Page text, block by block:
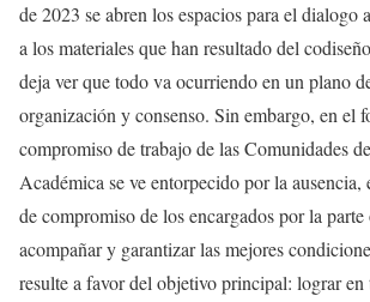
de 2023 se abren los espacios para el dialogo
a los materiales que han resultado del
deja ver que todo va ocurriendo en un plano
organización y consenso. Sin embargo, en el
compromiso de trabajo de las Comunidades
Académica se ve entorpecido por la
de compromiso de los encargados por la
acompañar y garantizar las mejores
resulte a favor del objetivo principal: lograr